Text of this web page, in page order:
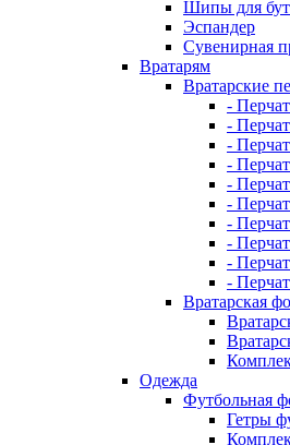
Шипы для
Эспандер
Сувенирная
Вратарям
Вратарские
-
-
-
-
-
-
-
-
-
-
Вратарская
Одежда
Футбольная
Гетры